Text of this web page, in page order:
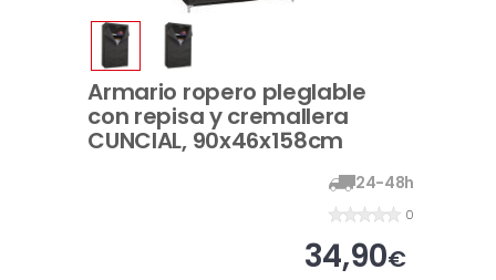
Armario ropero pleglable
con repisa y cremallera
CUNCIAL, 90x46x158cm
24-48h
0
34,90€